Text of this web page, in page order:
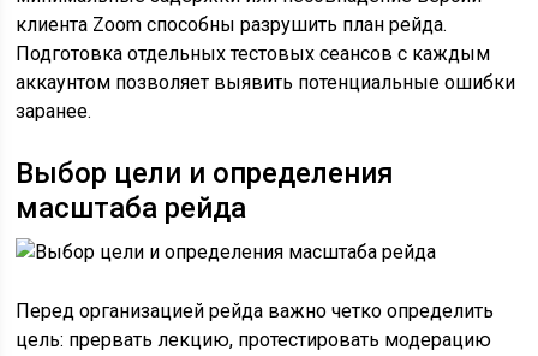
клиента Zoom способны разрушить план рейда.
Подготовка отдельных тестовых сеансов с каждым
аккаунтом позволяет выявить потенциальные ошибки
заранее.
Выбор цели и определения
масштаба рейда
Перед организацией рейда важно четко определить
цель: прервать лекцию, протестировать модерацию